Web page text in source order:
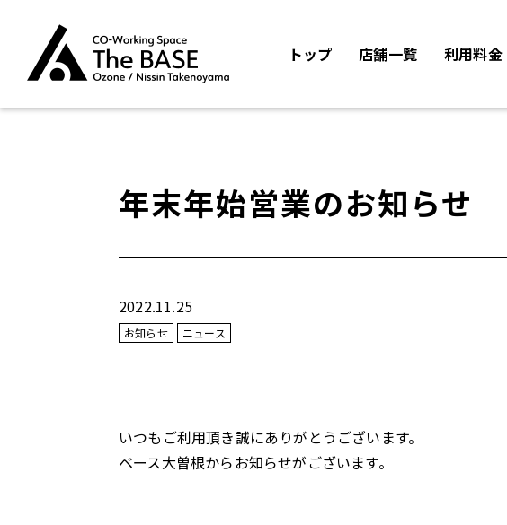
トップ 店舗一覧 利用料金
年末年始営業のお知らせ
2022.11.25
お知らせ ニュース
いつもご利用頂き誠にありがとうございます。
ベース大曽根からお知らせがございます。